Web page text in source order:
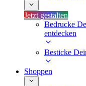
Jetzt gestalten
Bedrucke
entdecken
Besticke
Shoppen